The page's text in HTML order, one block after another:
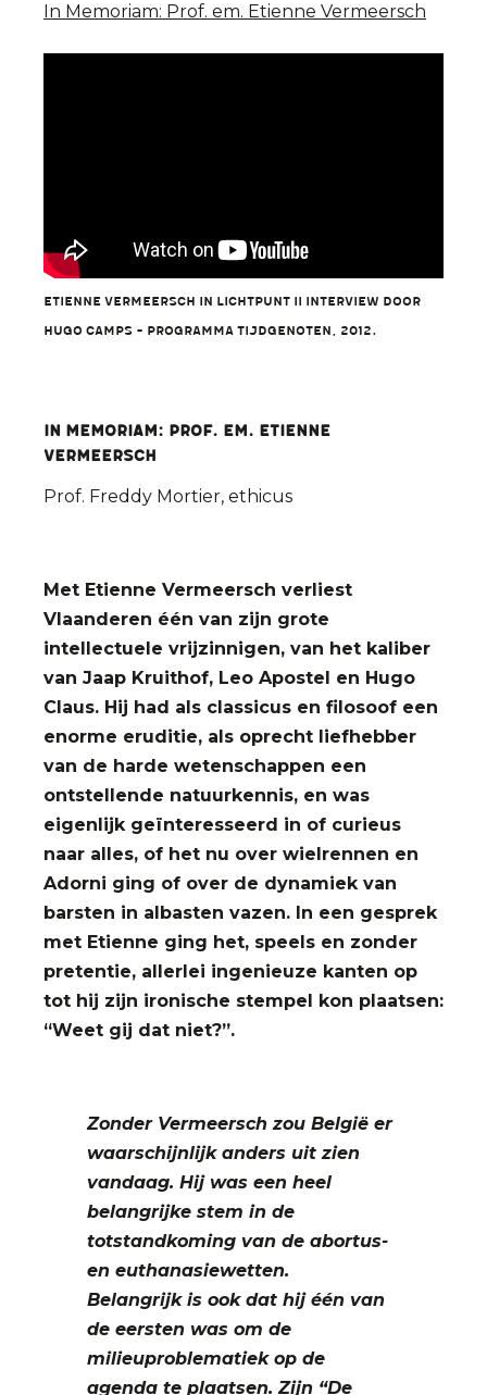
In Memoriam: Prof. em. Etienne Vermeersch
Etienne Vermeersch in Lichtpunt II Interview door
Hugo Camps - programma Tijdgenoten, 2012.
In Memoriam: Prof. em. Etienne
Vermeersch
Prof. Freddy Mortier, ethicus
Met Etienne Vermeersch verliest
Vlaanderen één van zijn grote
intellectuele vrijzinnigen, van het kaliber
van Jaap Kruithof, Leo Apostel en Hugo
Claus. Hij had als classicus en filosoof een
enorme eruditie, als oprecht liefhebber
van de harde wetenschappen een
ontstellende natuurkennis, en was
eigenlijk geïnteresseerd in of curieus
naar alles, of het nu over wielrennen en
Adorni ging of over de dynamiek van
barsten in albasten vazen. In een gesprek
met Etienne ging het, speels en zonder
pretentie, allerlei ingenieuze kanten op
tot hij zijn ironische stempel kon plaatsen:
“Weet gij dat niet?”.
Zonder Vermeersch zou België er
waarschijnlijk anders uit zien
vandaag. Hij was een heel
belangrijke stem in de
totstandkoming van de abortus-
en euthanasiewetten.
Belangrijk is ook dat hij één van
de eersten was om de
milieuproblematiek op de
agenda te plaatsen. Zijn “De